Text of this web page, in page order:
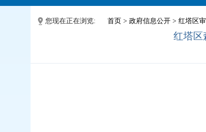
您现在正在浏览: 首页 > 政府信息公开 > 红塔区
红塔区